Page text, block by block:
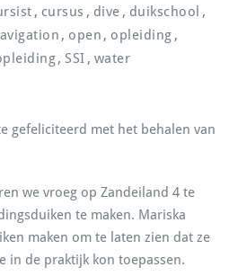
, cursus , dive , duikschool ,
, open , opleiding ,
, SSI , water
gefeliciteerd met het behalen van
we vroeg op Zandeiland 4 te
te maken. Mariska
maken om te laten zien dat ze
in de praktijk kon toepassen.